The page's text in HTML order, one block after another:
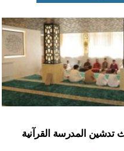
المدرسة القرآنية